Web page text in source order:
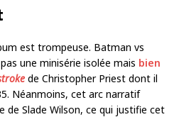
est trompeuse. Batman vs
une minisérie isolée mais bien
de Christopher Priest dont il
Néanmoins, cet arc narratif
de Slade Wilson, ce qui justifie cet